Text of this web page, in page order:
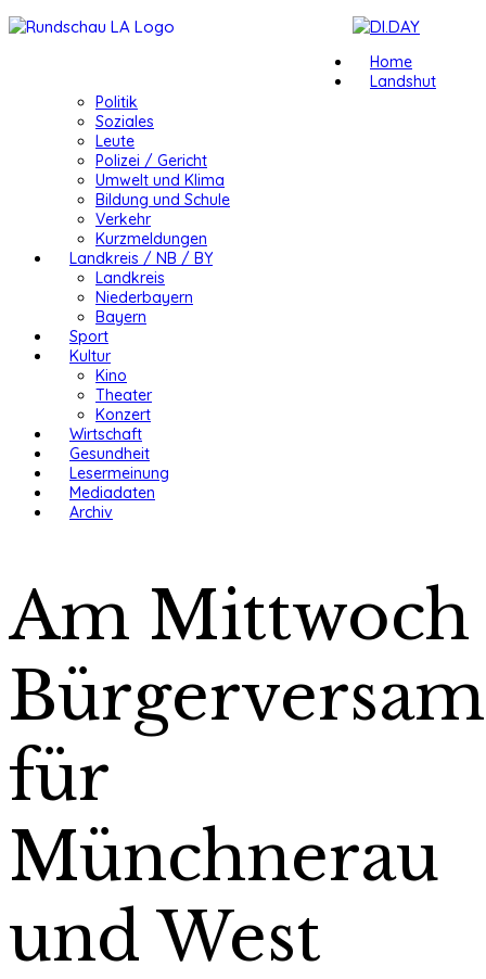
Home
Landshut
Politik
Soziales
Leute
Polizei / Gericht
Umwelt und Klima
Bildung und Schule
Verkehr
Kurzmeldungen
Landkreis / NB / BY
Landkreis
Niederbayern
Bayern
Sport
Kultur
Kino
Theater
Konzert
Wirtschaft
Gesundheit
Lesermeinung
Mediadaten
Archiv
Am Mittwoch
für
Münchnerau
und West